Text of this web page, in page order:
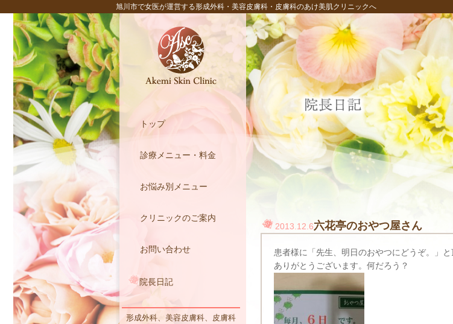
旭川市で女医が運営する形成外科・美容皮膚科・皮膚科のあけ美肌クリニックへ
トップ
診療メニュー・料金
お悩み別メニュー
クリニックのご案内
お問い合わせ
院長日記
形成外科、美容皮膚科、皮膚科
2013.12.6六花亭のおやつ屋さん
患者様に「先生、明日のおやつにどうぞ。」と
ありがとうございます。何だろう？